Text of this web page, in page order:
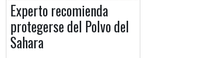
Experto recomienda
protegerse del Polvo del
Sahara